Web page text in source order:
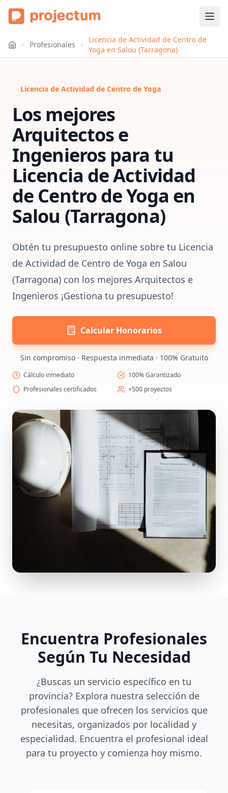
Profesionales
Licencia de Actividad de Centro de
Yoga en Salou (Tarragona)
Licencia de Actividad de Centro de Yoga
Los mejores
Arquitectos e
Ingenieros para tu
Licencia de Actividad
de Centro de Yoga en
Salou (Tarragona)
Obtén tu presupuesto online sobre tu Licencia
de Actividad de Centro de Yoga en Salou
(Tarragona) con los mejores Arquitectos e
Ingenieros ¡Gestiona tu presupuesto!
Calcular Honorarios
Sin compromiso · Respuesta inmediata · 100% Gratuito
Cálculo inmediato
100% Garantizado
Profesionales certificados
+500 proyectos
Encuentra Profesionales
Según Tu Necesidad
¿Buscas un servicio específico en tu
provincia? Explora nuestra selección de
profesionales que ofrecen los servicios que
necesitas, organizados por localidad y
especialidad. Encuentra el profesional ideal
para tu proyecto y comienza hoy mismo.